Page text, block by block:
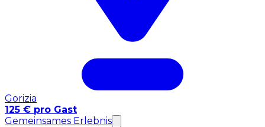
Gorizia
125 € pro Gast
Gemeinsames Erlebnis